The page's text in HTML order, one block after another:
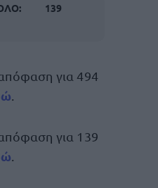
139
για 494
για 139